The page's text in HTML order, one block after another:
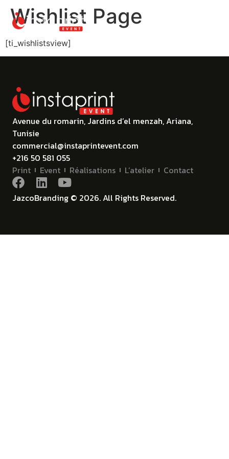
Wishlist Page
[ti_wishlistsview]
Avenue du romarin, Jardins d’el menzah, Ariana,
Tunisie
commercial@instaprintevent.com
+216 50 581 055
Print
Event Réalisations L’atelier Contact
JazcoBranding © 2026. All Rights Reserved.